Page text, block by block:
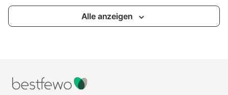
Alle anzeigen